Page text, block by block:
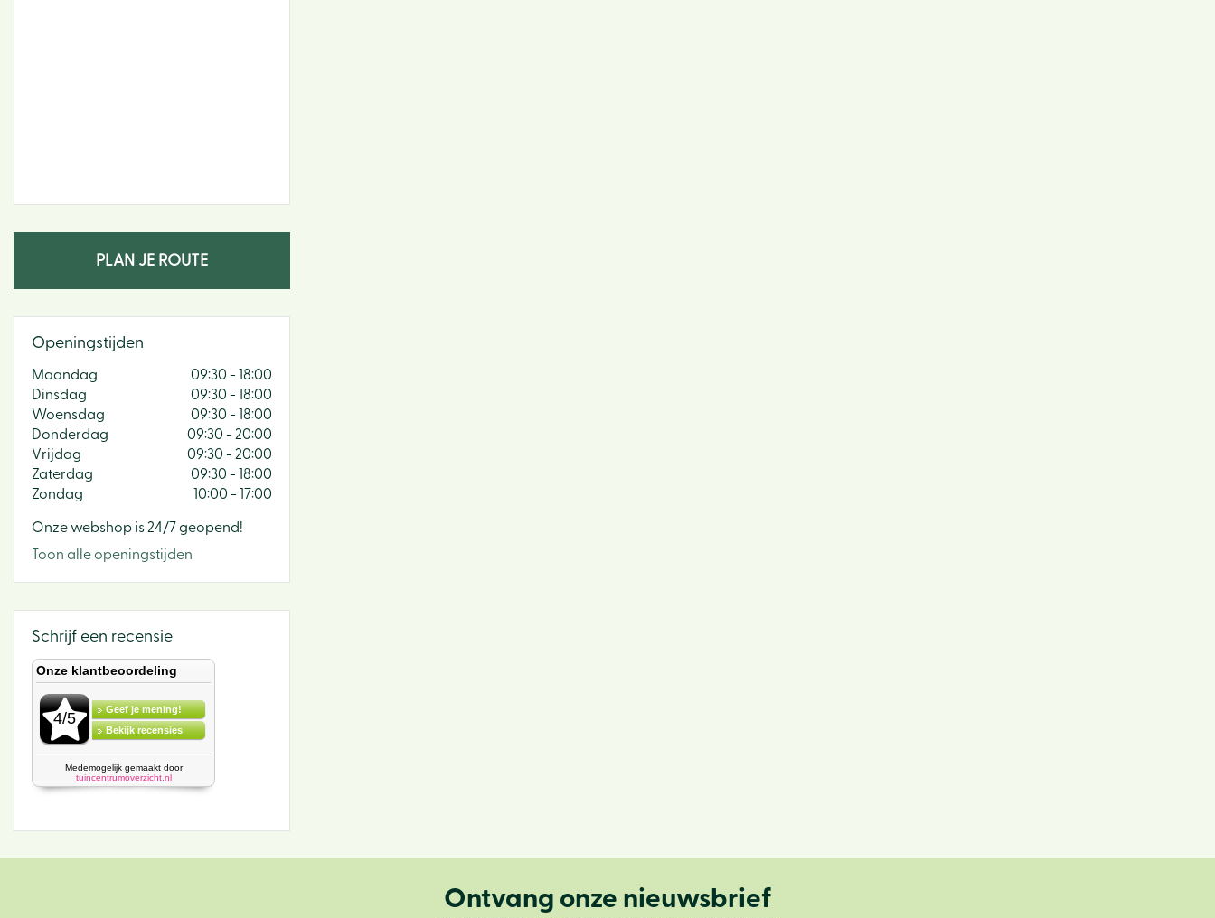
PLAN JE ROUTE
Openingstijden
Maandag
09:30 - 18:00
Dinsdag
09:30 - 18:00
Woensdag
09:30 - 18:00
Donderdag
09:30 - 20:00
Vrijdag
09:30 - 20:00
Zaterdag
09:30 - 18:00
Zondag
10:00 - 17:00
Onze webshop is 24/7 geopend!
Toon alle openingstijden
Schrijf een recensie
Ontvang onze nieuwsbrief